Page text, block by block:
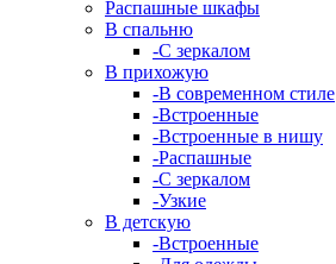
Распашные шкафы
В спальню
-С зеркалом
В прихожую
-В современном стиле
-Встроенные
-Встроенные в нишу
-Распашные
-С зеркалом
-Узкие
В детскую
-Встроенные